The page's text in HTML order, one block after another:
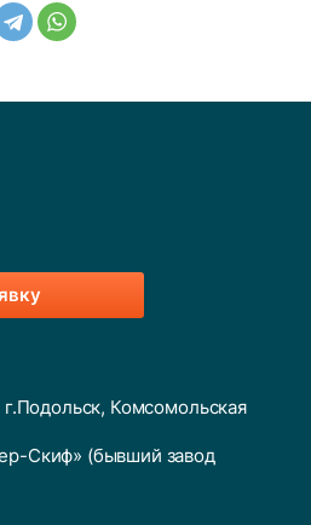
Комсомольская
Скиф» (бывший завод